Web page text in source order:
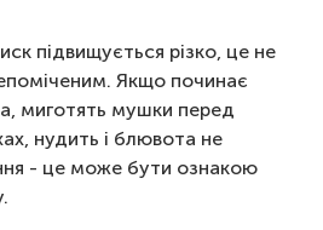
підвищується різко, це не
Якщо починає
миготять мушки перед
нудить і блювота не
- це може бути ознакою